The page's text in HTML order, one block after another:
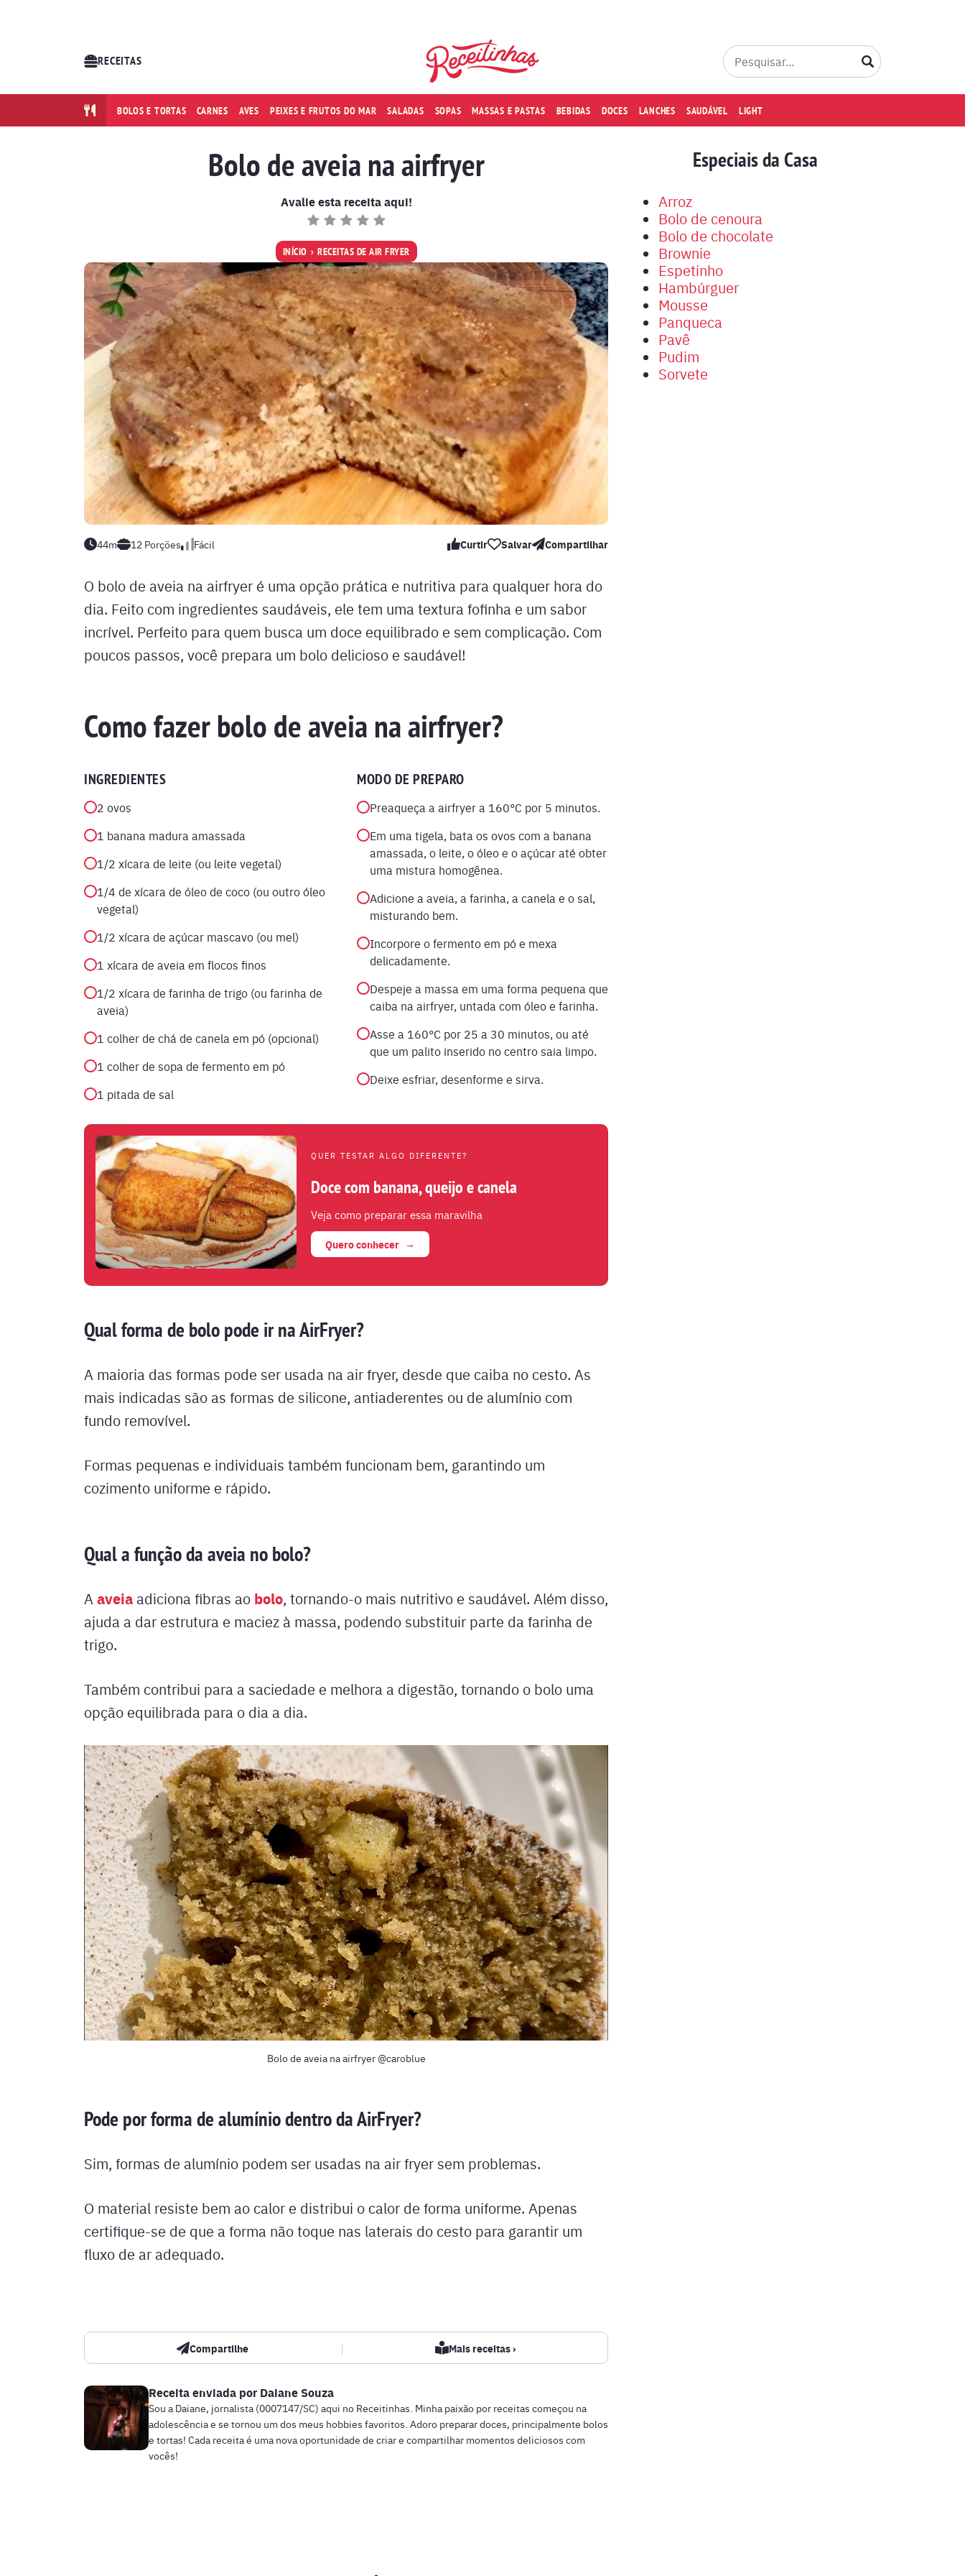
RECEITAS
BOLOS E TORTAS CARNES AVES PEIXES E FRUTOS DO MAR SALADAS SOPAS MASSAS E PASTAS BEBIDAS DOCES LANCHES SAUDÁVEL LIGHT
Bolo de aveia na airfryer
Avalie esta receita aqui!
INÍCIO RECEITAS DE AIR FRYER
44m 12 Porções Fácil Curtir Salvar Compartilhar
O bolo de aveia na airfryer é uma opção prática e nutritiva para qualquer hora do
dia. Feito com ingredientes saudáveis, ele tem uma textura fofinha e um sabor
incrível. Perfeito para quem busca um doce equilibrado e sem complicação. Com
poucos passos, você prepara um bolo delicioso e saudável!
Como fazer bolo de aveia na airfryer?
INGREDIENTES
2 ovos
1 banana madura amassada
1/2 xícara de leite (ou leite vegetal)
1/4 de xícara de óleo de coco (ou outro óleo
vegetal)
1/2 xícara de açúcar mascavo (ou mel)
1 xícara de aveia em flocos finos
1/2 xícara de farinha de trigo (ou farinha de
aveia)
1 colher de chá de canela em pó (opcional)
1 colher de sopa de fermento em pó
1 pitada de sal
MODO DE PREPARO
Preaqueça a airfryer a 160°C por 5 minutos.
Em uma tigela, bata os ovos com a banana
amassada, o leite, o óleo e o açúcar até obter
uma mistura homogênea.
Adicione a aveia, a farinha, a canela e o sal,
misturando bem.
Incorpore o fermento em pó e mexa
delicadamente.
Despeje a massa em uma forma pequena que
caiba na airfryer, untada com óleo e farinha.
Asse a 160°C por 25 a 30 minutos, ou até
que um palito inserido no centro saia limpo.
Deixe esfriar, desenforme e sirva.
QUER TESTAR ALGO DIFERENTE?
Doce com banana, queijo e canela
Veja como preparar essa maravilha
Quero conhecer
Qual forma de bolo pode ir na AirFryer?
A maioria das formas pode ser usada na air fryer, desde que caiba no cesto. As
mais indicadas são as formas de silicone, antiaderentes ou de alumínio com
fundo removível.
Formas pequenas e individuais também funcionam bem, garantindo um
cozimento uniforme e rápido.
Qual a função da aveia no bolo?
A aveia adiciona fibras ao bolo, tornando-o mais nutritivo e saudável. Além disso,
ajuda a dar estrutura e maciez à massa, podendo substituir parte da farinha de
trigo.
Também contribui para a saciedade e melhora a digestão, tornando o bolo uma
opção equilibrada para o dia a dia.
Bolo de aveia na airfryer @caroblue
Pode por forma de alumínio dentro da AirFryer?
Sim, formas de alumínio podem ser usadas na air fryer sem problemas.
O material resiste bem ao calor e distribui o calor de forma uniforme. Apenas
certifique-se de que a forma não toque nas laterais do cesto para garantir um
fluxo de ar adequado.
Compartilhe | Mais receitas ›
Receita enviada porDaiane Souza
Sou a Daiane, jornalista (0007147/SC) aqui no Receitinhas. Minha paixão por receitas começou na
adolescência e se tornou um dos meus hobbies favoritos. Adoro preparar doces, principalmente bolos
e tortas! Cada receita é uma nova oportunidade de criar e compartilhar momentos deliciosos com
vocês!
Especiais da Casa
Arroz
Bolo de cenoura
Bolo de chocolate
Brownie
Espetinho
Hambúrguer
Mousse
Panqueca
Pavê
Pudim
Sorvete